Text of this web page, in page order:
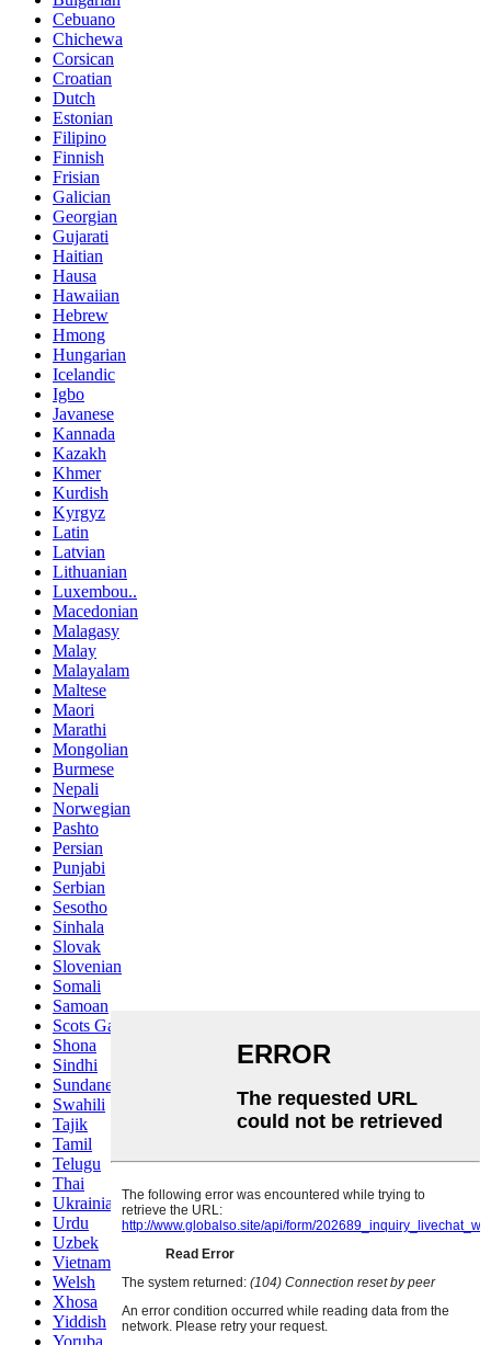
Cebuano
Chichewa
Corsican
Croatian
Dutch
Estonian
Filipino
Finnish
Frisian
Galician
Georgian
Gujarati
Haitian
Hausa
Hawaiian
Hebrew
Hmong
Hungarian
Icelandic
Igbo
Javanese
Kannada
Kazakh
Khmer
Kurdish
Kyrgyz
Latin
Latvian
Lithuanian
Luxembou..
Macedonian
Malagasy
Malay
Malayalam
Maltese
Maori
Marathi
Mongolian
Burmese
Nepali
Norwegian
Pashto
Persian
Punjabi
Serbian
Sesotho
Sinhala
Slovak
Slovenian
Somali
Samoan
Scots Gaelic
Shona
Sindhi
Sundanese
Swahili
Tajik
Tamil
Telugu
Thai
Ukrainian
Urdu
Uzbek
Vietnamese
Welsh
Xhosa
Yiddish